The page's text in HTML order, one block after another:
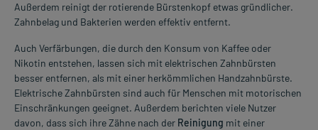
Außerdem reinigt der rotierende Bürstenkopf etwas gründlicher.
Zahnbelag und Bakterien werden effektiv entfernt.
Auch Verfärbungen, die durch den Konsum von Kaffee oder
Nikotin entstehen, lassen sich mit elektrischen Zahnbürsten
besser entfernen, als mit einer herkömmlichen Handzahnbürste.
Elektrische Zahnbürsten sind auch für Menschen mit motorischen
Einschränkungen geeignet. Außerdem berichten viele Nutzer
davon, dass sich ihre Zähne nach der Reinigung mit einer